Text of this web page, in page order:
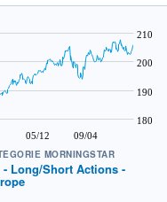
05/12 09/04
180
190
200
210
MORNINGSTAR
- Long/Short Actions -